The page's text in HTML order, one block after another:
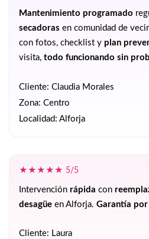
Mantenimiento programado
secadoras en comunidad de
con fotos, checklist y plan
visita, todo funcionando sin
Cliente: Claudia Morales
Zona: Centro
Localidad: Alforja
★★★★★ 5/5
Intervención rápida con
desagüe en Alforja. Garantía
Cliente: Laura